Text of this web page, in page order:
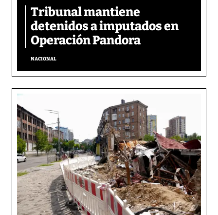
Tribunal mantiene
detenidos a imputados en
Operación Pandora
NACIONAL